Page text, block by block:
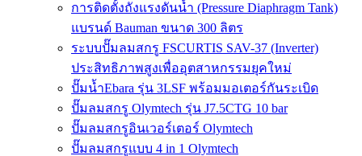
การติดตั้งถังแรงดันน้ำ (Pressure Diaphragm Tank)
แบรนด์ Bauman ขนาด 300 ลิตร
ระบบปั๊มลมสกรู FSCURTIS SAV-37 (Inverter)
ประสิทธิภาพสูงเพื่ออุตสาหกรรมยุคใหม่
ปั๊มน้ำEbara รุ่น 3LSF พร้อมมอเตอร์กันระเบิด
ปั๊มลมสกรู Olymtech รุ่น J7.5CTG 10 bar
ปั๊มลมสกรูอินเวอร์เตอร์ Olymtech
ปั๊มลมสกรูแบบ 4 in 1 Olymtech